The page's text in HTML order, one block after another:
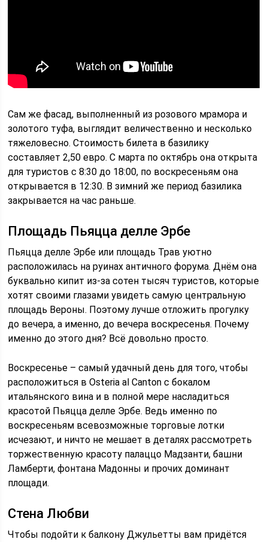
Сам же фасад, выполненный из розового мрамора и
золотого туфа, выглядит величественно и несколько
тяжеловесно. Стоимость билета в базилику
составляет 2,50 евро. С марта по октябрь она открыта
для туристов с 8:30 до 18:00, по воскресеньям она
открывается в 12:30. В зимний же период базилика
закрывается на час раньше.
Площадь Пьяцца делле Эрбе
Пьяцца делле Эрбе или площадь Трав уютно
расположилась на руинах античного форума. Днём она
буквально кипит из-за сотен тысяч туристов, которые
хотят своими глазами увидеть самую центральную
площадь Вероны. Поэтому лучше отложить прогулку
до вечера, а именно, до вечера воскресенья. Почему
именно до этого дня? Всё довольно просто.
Воскресенье – самый удачный день для того, чтобы
расположиться в Osteria al Canton с бокалом
итальянского вина и в полной мере насладиться
красотой Пьяцца делле Эрбе. Ведь именно по
воскресеньям всевозможные торговые лотки
исчезают, и ничто не мешает в деталях рассмотреть
торжественную красоту палаццо Мадзанти, башни
Ламберти, фонтана Мадонны и прочих доминант
площади.
Стена Любви
Чтобы подойти к балкону Джульетты вам придётся